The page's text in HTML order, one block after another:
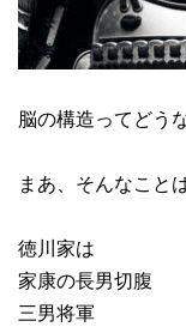
脳の構造ってどう
まあ、そんなこと
徳川家は
家康の長男切腹
三男将軍